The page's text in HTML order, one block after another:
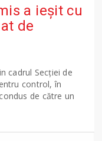
a ieșit cu
de
cadrul Secției de
control, în
de către un